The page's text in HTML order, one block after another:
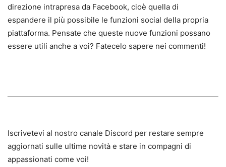
direzione intrapresa da Facebook, cioè quella di
espandere il più possibile le funzioni social della propria
piattaforma. Pensate che queste nuove funzioni possano
essere utili anche a voi? Fatecelo sapere nei commenti!
Iscrivetevi al nostro canale Discord per restare sempre
aggiornati sulle ultime novità e stare in compagni di
appassionati come voi!